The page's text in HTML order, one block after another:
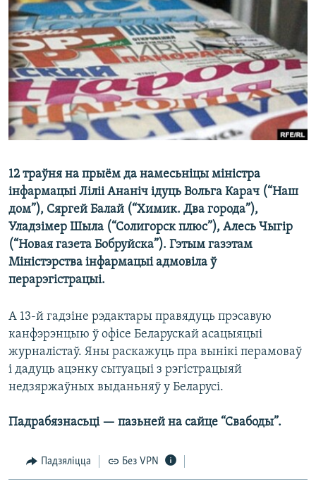
КУЛЬТУРА
КАЛЯНДАР
МОВА
НА ХВАЛЯХ СВАБОДЫ
12 траўня на прыём да намесьніцы міністра
інфармацыі Ліліі Ананіч ідуць Вольга Карач (“Наш
дом”), Сяргей Балай (“Химик. Два города”),
Уладзімер Шыла (“Солигорск плюс”), Алесь Чыгір
(“Новая газета Бобруйска”). Гэтым газэтам
Міністэрства інфармацыі адмовіла ў
перарэгістрацыі.
А 13-й гадзіне рэдактары правядуць прэсавую
канфэрэнцыю ў офісе Беларускай асацыяцыі
журналістаў. Яны раскажуць пра вынікі перамоваў
і дадуць ацэнку сытуацыі з рэгістрацыяй
недзяржаўных выданьняў у Беларусі.
Падрабязнасьці — пазьней на сайце “Свабоды”.
Падзяліцца Без VPN